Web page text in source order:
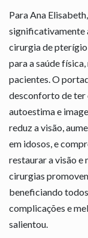
Para Ana
significativamente
cirurgia de
para a saúde
pacientes. O
desconforto de ter
autoestima e
reduz a visão,
em idosos, e
restaurar a visão e
cirurgias
beneficiando
complicações e
salientou.